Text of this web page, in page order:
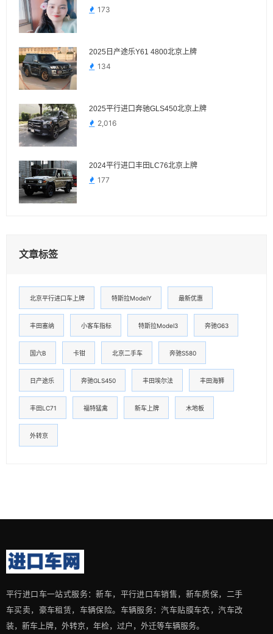
173
2025日产途乐Y61 4800北京上牌
134
2025平行进口奔驰GLS450北京上牌
2,016
2024平行进口丰田LC76北京上牌
177
文章标签
北京平行进口车上牌 特斯拉ModelY 最新优惠
丰田塞纳 小客车指标 特斯拉Model3 奔驰G63
国六B 卡钳 北京二手车 奔驰S580
日产途乐 奔驰GLS450 丰田埃尔法 丰田海狮
丰田LC71 福特猛禽 新车上牌 木地板
外转京
平行进口车一站式服务：新车，平行进口车销售，新车质保，二手
车买卖，豪车租赁，车辆保险。车辆服务：汽车贴膜车衣，汽车改
装，新车上牌，外转京，年检，过户，外迁等车辆服务。